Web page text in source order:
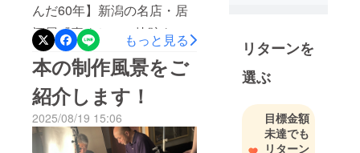
んだ60年】新潟の名店・居
酒屋『喜ぐち』の軌跡を本
に綴り継承したい」のクラ
ウドファンディングに ご賛
同・ご支援をいただき、誠
にありがとうございまし
た。皆様の温かいご支援の
もっと見る
本の制作風景をご
紹介します！
2025/08/19 15:06
リターンを
選ぶ
目標金額
未達でも
リターン